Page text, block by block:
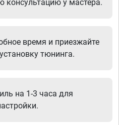
консультацию у мастера.
время и приезжайте
тюнинга.
на 1-3 часа для